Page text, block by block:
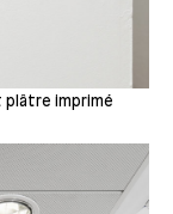
plâtre imprimé